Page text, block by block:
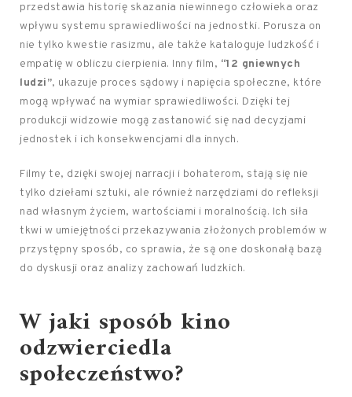
przedstawia historię skazania niewinnego człowieka oraz
wpływu systemu sprawiedliwości na jednostki. Porusza on
nie tylko kwestie rasizmu, ale także kataloguje ludzkość i
empatię w obliczu cierpienia. Inny film, “12 gniewnych
ludzi”, ukazuje proces sądowy i napięcia społeczne, które
mogą wpływać na wymiar sprawiedliwości. Dzięki tej
produkcji widzowie mogą zastanowić się nad decyzjami
jednostek i ich konsekwencjami dla innych.
Filmy te, dzięki swojej narracji i bohaterom, stają się nie
tylko dziełami sztuki, ale również narzędziami do refleksji
nad własnym życiem, wartościami i moralnością. Ich siła
tkwi w umiejętności przekazywania złożonych problemów w
przystępny sposób, co sprawia, że są one doskonałą bazą
do dyskusji oraz analizy zachowań ludzkich.
W jaki sposób kino
odzwierciedla
społeczeństwo?